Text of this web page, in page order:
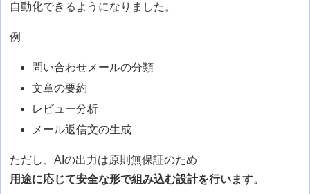
自動化できるようになりました。
例
問い合わせメールの分類
文章の要約
レビュー分析
メール返信文の生成
ただし、AIの出力は原則無保証のため
用途に応じて安全な形で組み込む設計を行います。